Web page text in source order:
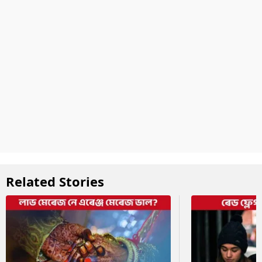
Related Stories